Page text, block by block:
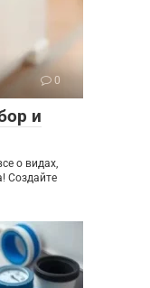
0
и
о видах,
Создайте